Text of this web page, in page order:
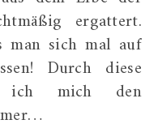
ergattert.
man sich mal auf
Durch diese
ich mich den